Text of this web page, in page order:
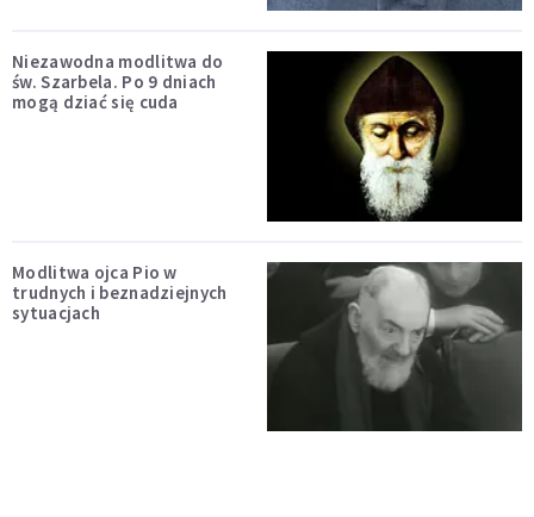
Niezawodna modlitwa do
św. Szarbela. Po 9 dniach
mogą dziać się cuda
Modlitwa ojca Pio w
trudnych i beznadziejnych
sytuacjach